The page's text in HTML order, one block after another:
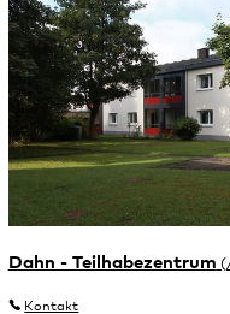
Dahn - Teilhabezentrum
Kontakt